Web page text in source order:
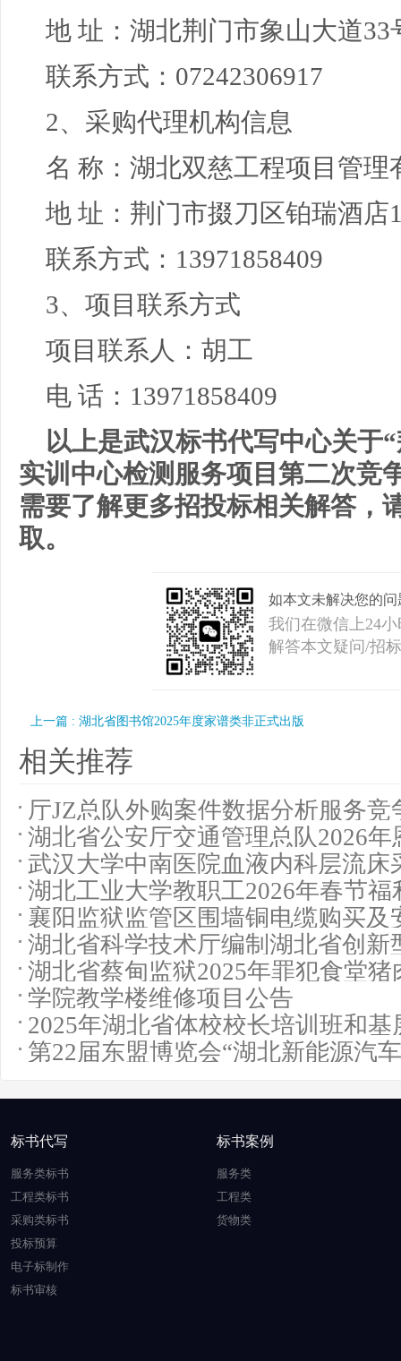
地 址： 湖北荆门市象山大道33
联系方式： 07242306917
2、采购代理机构信息
名 称： 湖北双慈工程项目管理
地 址： 荆门市掇刀区铂瑞酒店
联系方式： 13971858409
3、项目联系方式
项目联系人： 胡工
电 话： 13971858409
以上是武汉标书代写中心关于
实训中心检测服务项目第二次竞
需要了解更多招投标相关解答，
取。
如本文未解决您的
我们在微信上24
解答本文疑问/招
上一篇 : 湖北省图书馆2025年度家谱类非正式出版
相关推荐
厅JZ总队外购案件数据分析服务竞
湖北省公安厅交通管理总队2026
公告
武汉大学中南医院血液内科层流
告
湖北工业大学教职工2026年春节
告
襄阳监狱监管区围墙铜电缆购买
告
湖北省科学技术厅编制湖北省创
告
湖北省蔡甸监狱2025年罪犯食堂
鸡鸭鱼蛋及豆制品采购公开招标公
学院教学楼维修项目公告
2025年湖北省体校校长培训班和
购公告
第22届东盟博览会“湖北新能源汽
标书代写
服务类标书
工程类标书
采购类标书
投标预算
电子标制作
标书审核
标书案例
服务类
工程类
货物类